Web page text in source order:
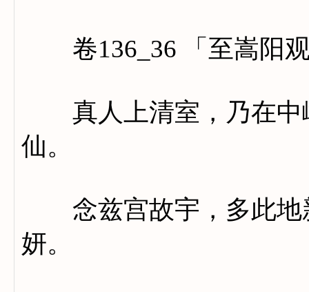
卷136_36 「至嵩阳观
真人上清室，乃在中
仙。
念兹宫故宇，多此地
妍。